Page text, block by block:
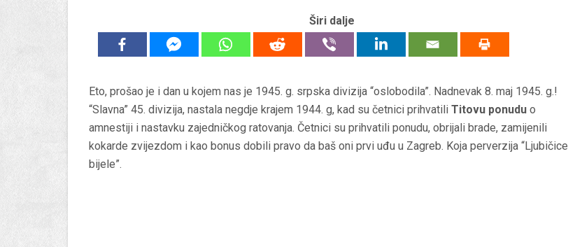
Širi dalje
Eto, prošao je i dan u kojem nas je 1945. g. srpska divizija “oslobodila”. Nadnevak 8. maj 1945. g.!
“Slavna” 45. divizija, nastala negdje krajem 1944. g, kad su četnici prihvatili Titovu ponudu o
amnestiji i nastavku zajedničkog ratovanja. Četnici su prihvatili ponudu, obrijali brade, zamijenili
kokarde zvijezdom i kao bonus dobili pravo da baš oni prvi uđu u Zagreb. Koja perverzija “Ljubičice
bijele”.